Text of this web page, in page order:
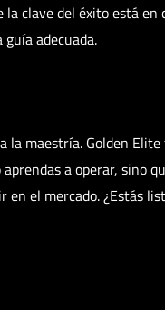
clave del éxito está en
adecuada.
la maestría. Golden
a operar, sino
en el mercado. ¿Estás